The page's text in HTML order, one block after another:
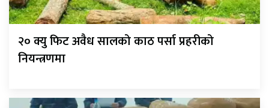
२० क्यु फिट अवैध सालको काठ पर्सा प्रहरीको
नियन्त्रणमा